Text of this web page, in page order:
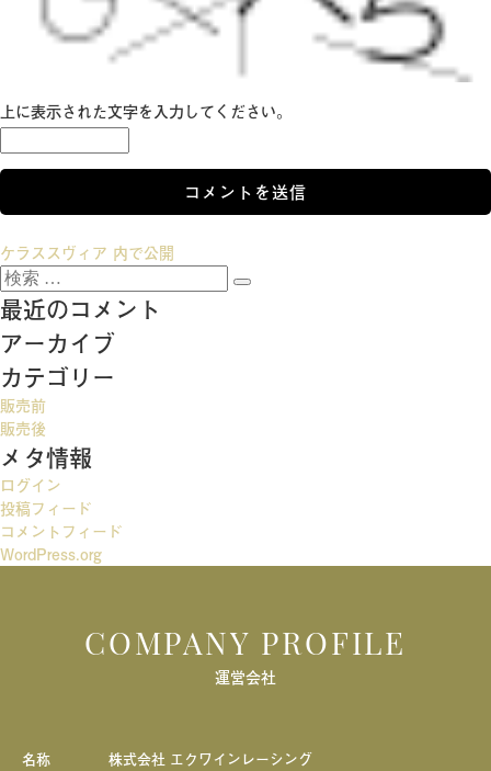
上に表示された文字を入力してください。
投
稿
ナ
ビ
ゲ
ー
シ
ョ
ン
ケラススヴィア 内で公開
検
索:
検
最近のコメント
アーカイブ
カテゴリー
販売前
販売後
メタ情報
ログイン
投稿フィード
コメントフィード
WordPress.org
COMPANY PROFILE
運営会社
名称 株式会社 エクワインレーシング